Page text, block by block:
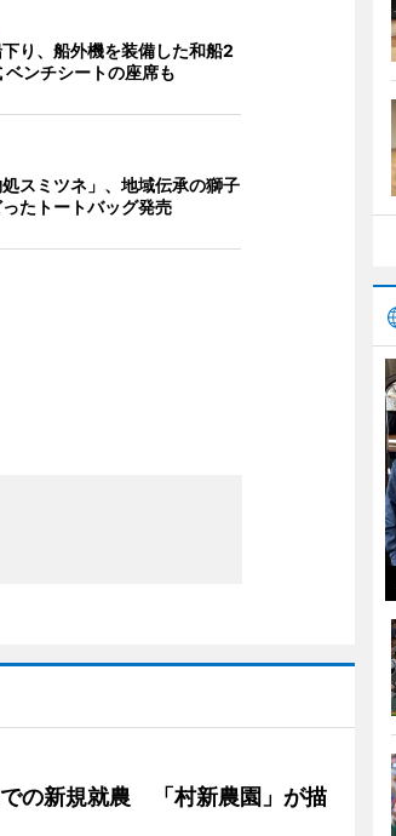
り、船外機を装備した和船2
ベンチシートの座席も
スミツネ」、地域伝承の獅子
たトートバッグ発売
の新規就農 「村新農園」が描